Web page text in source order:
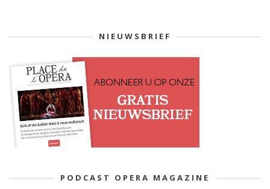
NIEUWSBRIEF
PODCAST OPERA MAGAZINE